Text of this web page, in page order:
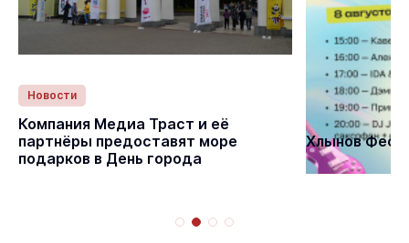
Новости
Компания Медиа Траст и её
партнёры предоставят море
подарков в День города
Статьи
Хлынов Фест